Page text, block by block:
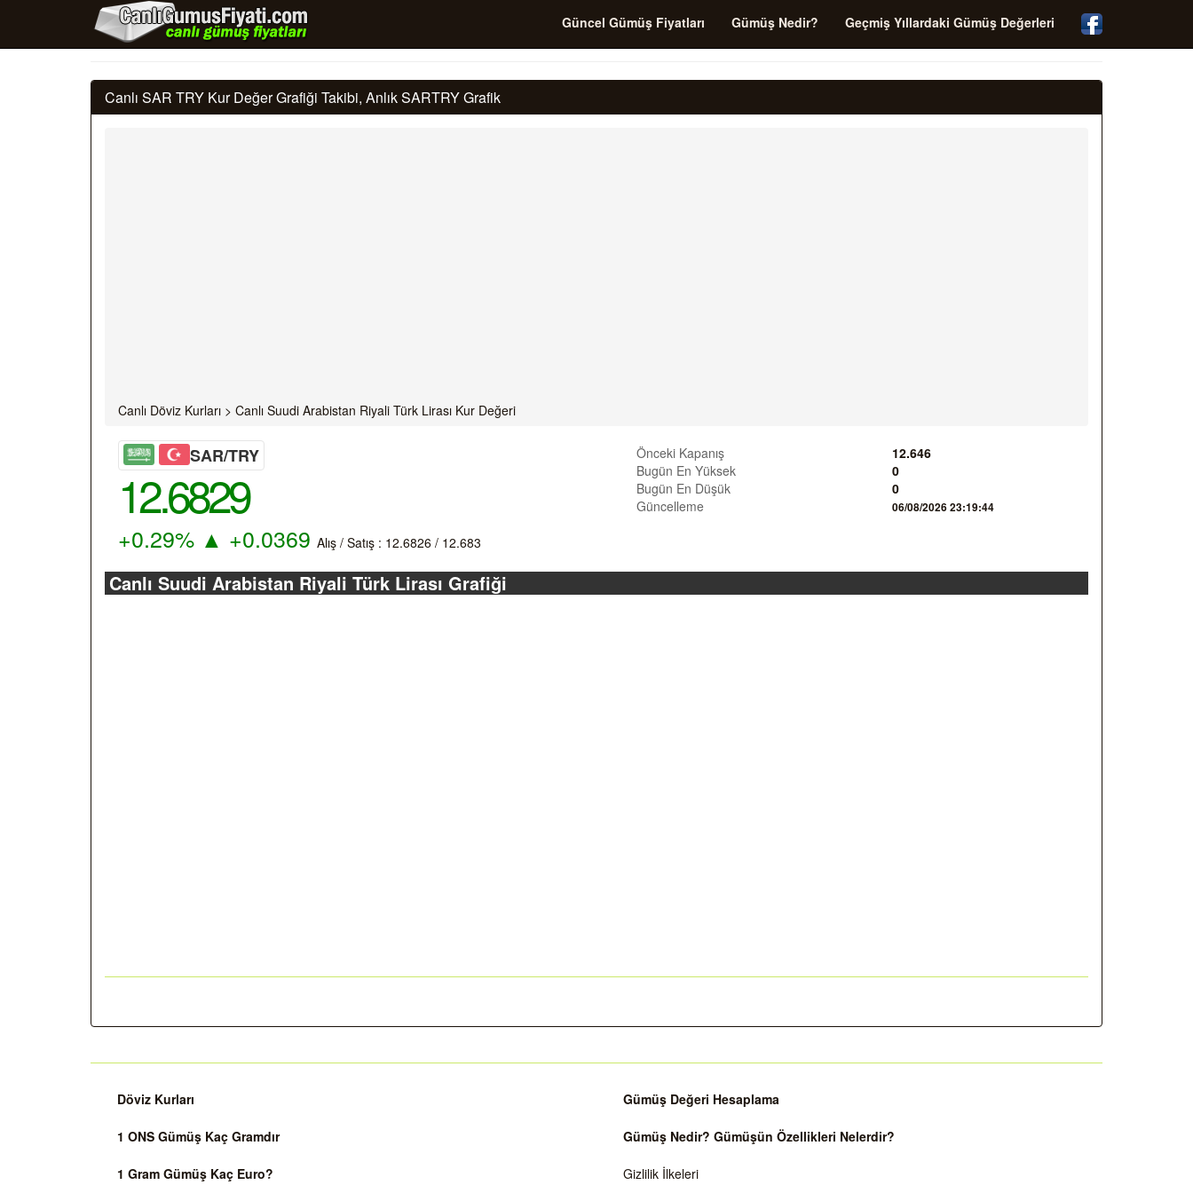
Güncel Gümüş Fiyatları Gümüş Nedir? Geçmiş Yıllardaki Gümüş Değerleri
Canlı SAR TRY Kur Değer Grafiği Takibi, Anlık SARTRY Grafik
Canlı Döviz Kurları > Canlı Suudi Arabistan Riyali Türk Lirası Kur Değeri
SAR/TRY
12.6829
+0.29% ▲ +0.0369 Alış / Satış : 12.6826 / 12.683
Önceki Kapanış
12.646
Bugün En Yüksek
0
Bugün En Düşük
0
Güncelleme
06/08/2026 23:19:44
Canlı Suudi Arabistan Riyali Türk Lirası Grafiği
Döviz Kurları
1 ONS Gümüş Kaç Gramdır
1 Gram Gümüş Kaç Euro?
Gümüş Değeri Hesaplama
Gümüş Nedir? Gümüşün Özellikleri Nelerdir?
Gizlilik İlkeleri